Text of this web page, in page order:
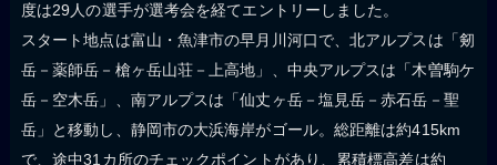
度は29人の選手が選考会を経てエントリーしました。
スタート地点は富山・魚津市の早月川河口で、北アルプスは「剱
岳－薬師岳－槍ヶ岳山荘－上高地」、中央アルプスは「木曽駒ケ
岳－空木岳」、南アルプスは「仙丈ヶ岳－塩見岳－赤石岳－聖
岳」と移動し、静岡市の大浜海岸がゴール。総距離は約415km
で、途中31カ所のチェックポイントがあり、累積標高差は約